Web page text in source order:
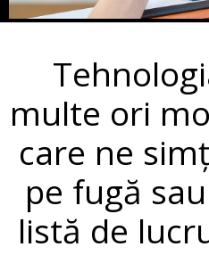
multe ori
care ne
pe fugă
listă de